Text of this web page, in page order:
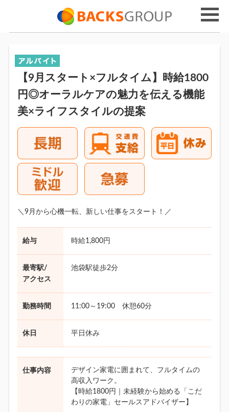
【9月スタート×フルタイム】時給1800
円◎オーラルケアの魅力を伝える機能
美×ライフスタイルの提案
＼9月から心機一転、新しい仕事をスタート！／
給与 時給1,800円
最寄駅/
アクセス
池袋駅徒歩2分
勤務時間 11:00～19:00 休憩60分
休日 平日休み
仕事内容
デザイン家電に囲まれて、フルタイムの
高収入ワーク。
【時給1800円｜未経験から始める「こだ
わりの家電」セールスアドバイザー】